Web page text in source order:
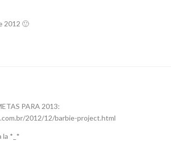
2012 🙂
PARA 2013:
2012/12/barbie-project.html
la *_*